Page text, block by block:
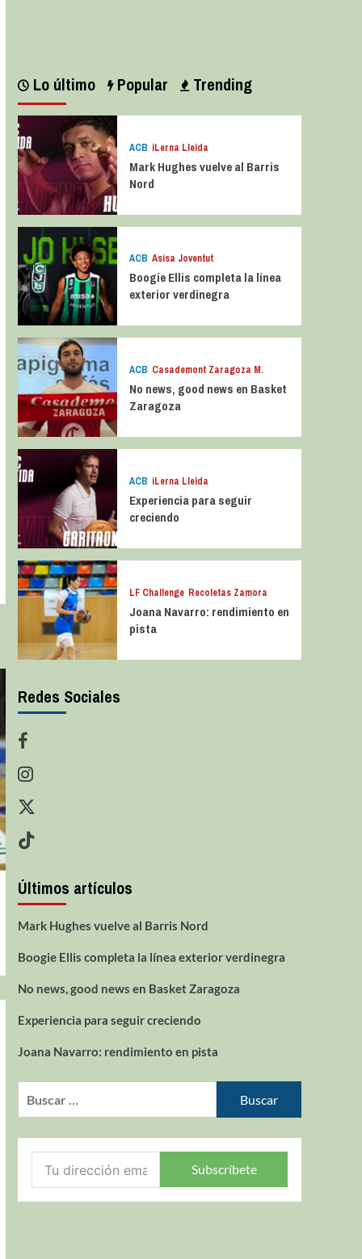
Lo último Popular Trending
ACB iLerna Lleida
Mark Hughes vuelve al Barris
Nord
ACB Asisa Joventut
Boogie Ellis completa la línea
exterior verdinegra
ACB Casademont Zaragoza M.
No news, good news en Basket
Zaragoza
ACB iLerna Lleida
Experiencia para seguir
creciendo
LF Challenge Recoletas Zamora
Joana Navarro: rendimiento en
pista
Redes Sociales
Últimos artículos
Mark Hughes vuelve al Barris Nord
Boogie Ellis completa la línea exterior verdinegra
No news, good news en Basket Zaragoza
Experiencia para seguir creciendo
Joana Navarro: rendimiento en pista
Subscríbete